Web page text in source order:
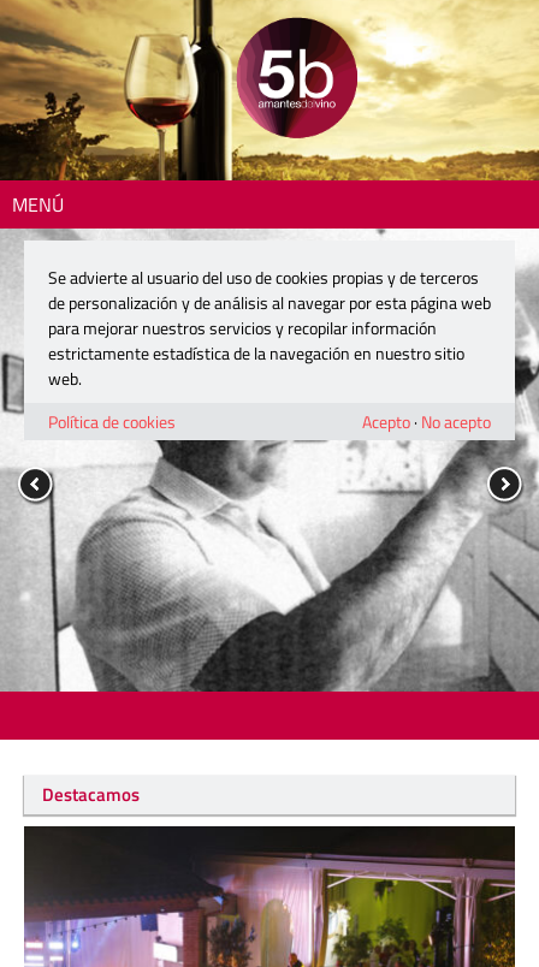
MENÚ
Destacamos
Se advierte al usuario del uso de cookies propias y de terceros
de personalización y de análisis al navegar por esta página web
para mejorar nuestros servicios y recopilar información
estrictamente estadística de la navegación en nuestro sitio
web.
Política de cookies
Acepto· No acepto